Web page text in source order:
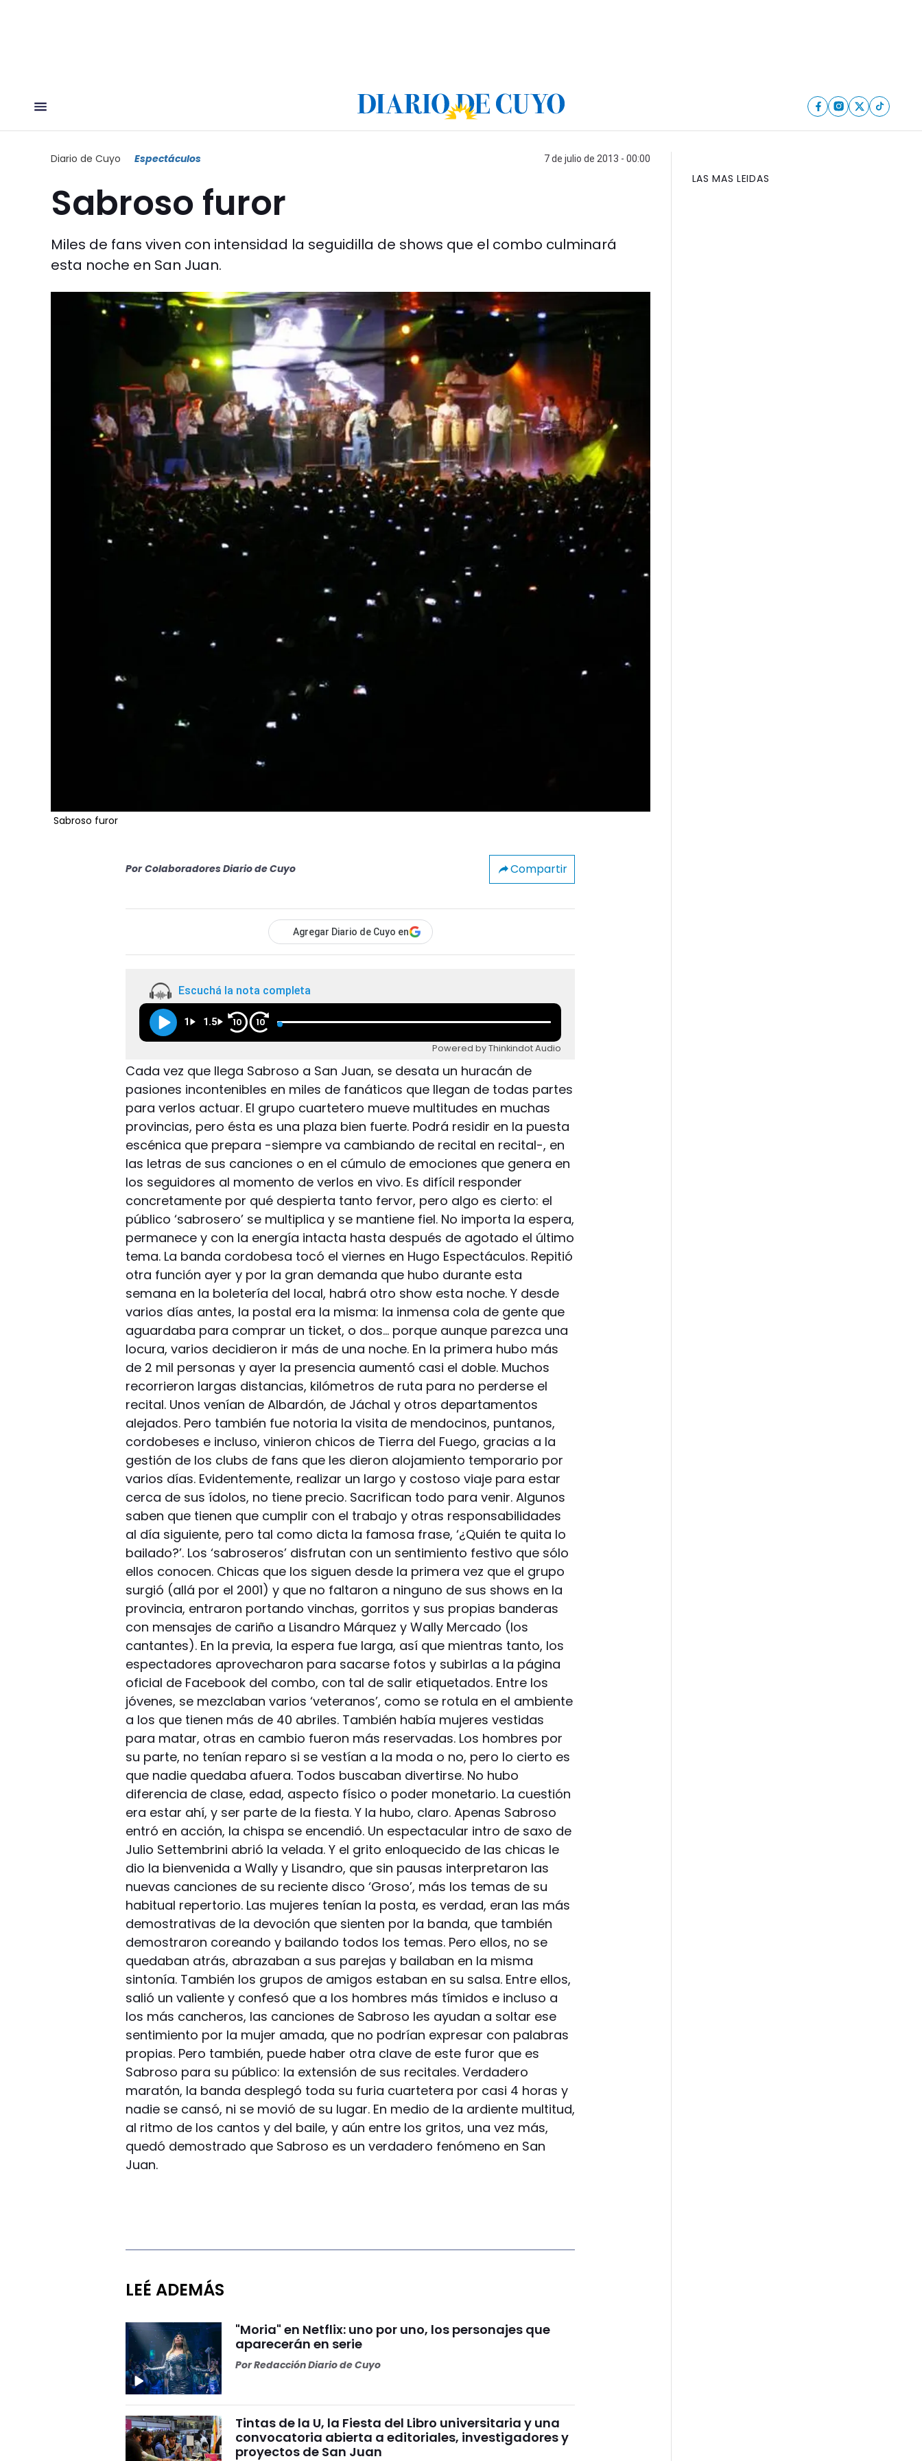
Diario de Cuyo Espectáculos 7 de julio de 2013 - 00:00
Sabroso furor
Miles de fans viven con intensidad la seguidilla de shows que el combo culminará
esta noche en San Juan.
Sabroso furor
Por Colaboradores Diario de Cuyo Compartir
Agregar Diario de Cuyo en
Escuchá la nota completa
1 1.5 10 10
Powered by Thinkindot Audio
Cada vez que llega Sabroso a San Juan, se desata un huracán de
pasiones incontenibles en miles de fanáticos que llegan de todas partes
para verlos actuar. El grupo cuartetero mueve multitudes en muchas
provincias, pero ésta es una plaza bien fuerte. Podrá residir en la puesta
escénica que prepara -siempre va cambiando de recital en recital-, en
las letras de sus canciones o en el cúmulo de emociones que genera en
los seguidores al momento de verlos en vivo. Es difícil responder
concretamente por qué despierta tanto fervor, pero algo es cierto: el
público ‘sabrosero’ se multiplica y se mantiene fiel. No importa la espera,
permanece y con la energía intacta hasta después de agotado el último
tema. La banda cordobesa tocó el viernes en Hugo Espectáculos. Repitió
otra función ayer y por la gran demanda que hubo durante esta
semana en la boletería del local, habrá otro show esta noche. Y desde
varios días antes, la postal era la misma: la inmensa cola de gente que
aguardaba para comprar un ticket, o dos… porque aunque parezca una
locura, varios decidieron ir más de una noche. En la primera hubo más
de 2 mil personas y ayer la presencia aumentó casi el doble. Muchos
recorrieron largas distancias, kilómetros de ruta para no perderse el
recital. Unos venían de Albardón, de Jáchal y otros departamentos
alejados. Pero también fue notoria la visita de mendocinos, puntanos,
cordobeses e incluso, vinieron chicos de Tierra del Fuego, gracias a la
gestión de los clubs de fans que les dieron alojamiento temporario por
varios días. Evidentemente, realizar un largo y costoso viaje para estar
cerca de sus ídolos, no tiene precio. Sacrifican todo para venir. Algunos
saben que tienen que cumplir con el trabajo y otras responsabilidades
al día siguiente, pero tal como dicta la famosa frase, ‘¿Quién te quita lo
bailado?’. Los ‘sabroseros’ disfrutan con un sentimiento festivo que sólo
ellos conocen. Chicas que los siguen desde la primera vez que el grupo
surgió (allá por el 2001) y que no faltaron a ninguno de sus shows en la
provincia, entraron portando vinchas, gorritos y sus propias banderas
con mensajes de cariño a Lisandro Márquez y Wally Mercado (los
cantantes). En la previa, la espera fue larga, así que mientras tanto, los
espectadores aprovecharon para sacarse fotos y subirlas a la página
oficial de Facebook del combo, con tal de salir etiquetados. Entre los
jóvenes, se mezclaban varios ‘veteranos’, como se rotula en el ambiente
a los que tienen más de 40 abriles. También había mujeres vestidas
para matar, otras en cambio fueron más reservadas. Los hombres por
su parte, no tenían reparo si se vestían a la moda o no, pero lo cierto es
que nadie quedaba afuera. Todos buscaban divertirse. No hubo
diferencia de clase, edad, aspecto físico o poder monetario. La cuestión
era estar ahí, y ser parte de la fiesta. Y la hubo, claro. Apenas Sabroso
entró en acción, la chispa se encendió. Un espectacular intro de saxo de
Julio Settembrini abrió la velada. Y el grito enloquecido de las chicas le
dio la bienvenida a Wally y Lisandro, que sin pausas interpretaron las
nuevas canciones de su reciente disco ‘Groso’, más los temas de su
habitual repertorio. Las mujeres tenían la posta, es verdad, eran las más
demostrativas de la devoción que sienten por la banda, que también
demostraron coreando y bailando todos los temas. Pero ellos, no se
quedaban atrás, abrazaban a sus parejas y bailaban en la misma
sintonía. También los grupos de amigos estaban en su salsa. Entre ellos,
salió un valiente y confesó que a los hombres más tímidos e incluso a
los más cancheros, las canciones de Sabroso les ayudan a soltar ese
sentimiento por la mujer amada, que no podrían expresar con palabras
propias. Pero también, puede haber otra clave de este furor que es
Sabroso para su público: la extensión de sus recitales. Verdadero
maratón, la banda desplegó toda su furia cuartetera por casi 4 horas y
nadie se cansó, ni se movió de su lugar. En medio de la ardiente multitud,
al ritmo de los cantos y del baile, y aún entre los gritos, una vez más,
quedó demostrado que Sabroso es un verdadero fenómeno en San
Juan.
LEÉ ADEMÁS
"Moria" en Netflix: uno por uno, los personajes que
aparecerán en serie
PorRedacción Diario de Cuyo
Tintas de la U, la Fiesta del Libro universitaria y una
convocatoria abierta a editoriales, investigadores y
proyectos de San Juan
LAS MAS LEIDAS